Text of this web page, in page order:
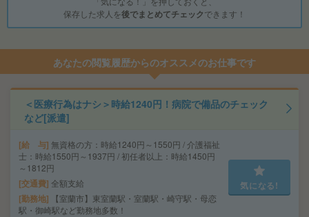
保存した求人を後でまとめてチェックできます！
あなたの閲覧履歴からのオススメのお仕事です
＜医療行為はナシ＞時給1240円！病院で備品のチェック
など[派遣]
給 与 無資格の方：時給1240円～1550円 / 介護福祉
士：時給1550円～1937円 / 初任者以上：時給1450円
～1812円
交通費 全額支給
勤務地
【室蘭市】東室蘭駅・室蘭駅・崎守駅・母恋
駅・御崎駅など勤務地多数！
気になる!